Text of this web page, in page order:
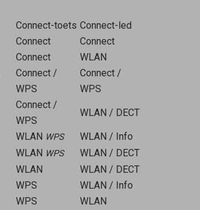
Connect-toets Connect-led
Connect
Connect
Connect
WLAN
Connect /
WPS
Connect /
WPS
Connect /
WPS
WLAN / DECT
WLAN WPS
WLAN / Info
WLAN WPS
WLAN / DECT
WLAN
WLAN / DECT
WPS
WLAN / Info
WPS
WLAN